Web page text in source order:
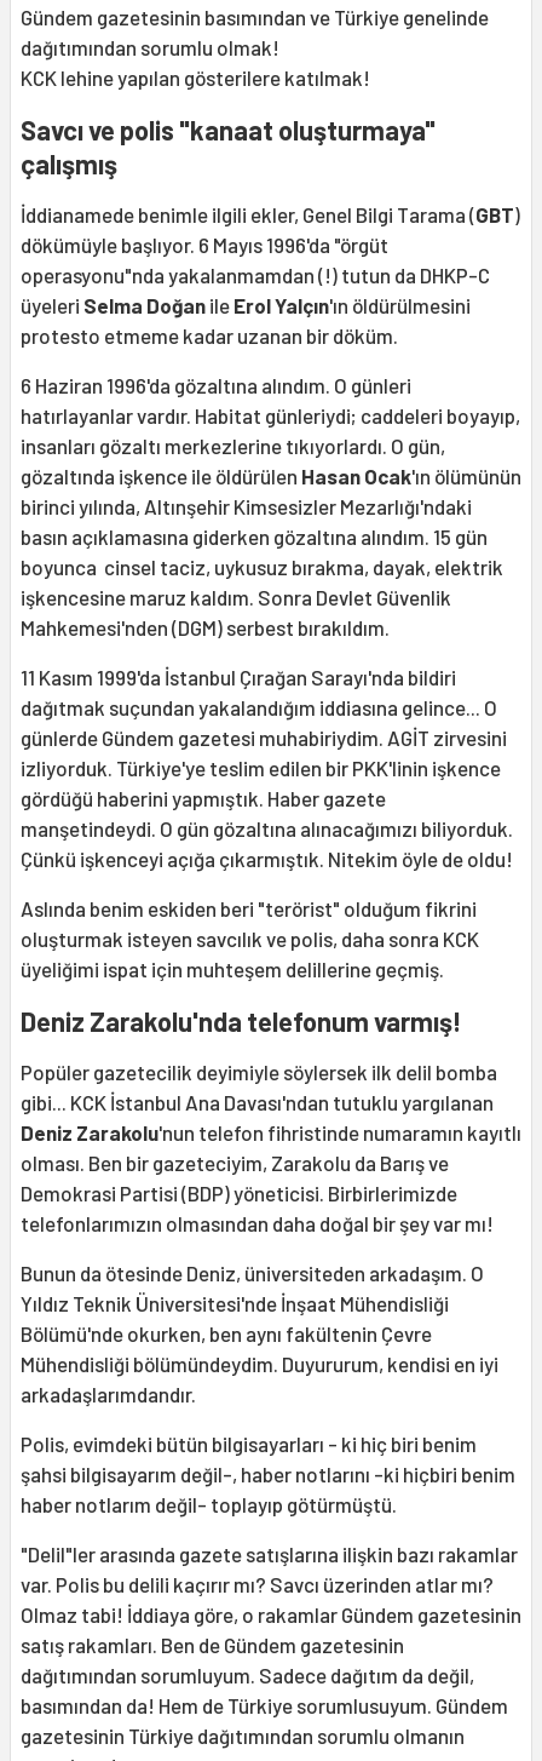
Gündem gazetesinin basımından ve Türkiye genelinde
dağıtımından sorumlu olmak!
KCK lehine yapılan gösterilere katılmak!
Savcı ve polis "kanaat oluşturmaya"
çalışmış
İddianamede benimle ilgili ekler, Genel Bilgi Tarama (GBT)
dökümüyle başlıyor. 6 Mayıs 1996'da "örgüt
operasyonu"nda yakalanmamdan (!) tutun da DHKP-C
üyeleri Selma Doğan ile Erol Yalçın'ın öldürülmesini
protesto etmeme kadar uzanan bir döküm.
6 Haziran 1996'da gözaltına alındım. O günleri
hatırlayanlar vardır. Habitat günleriydi; caddeleri boyayıp,
insanları gözaltı merkezlerine tıkıyorlardı. O gün,
gözaltında işkence ile öldürülen Hasan Ocak'ın ölümünün
birinci yılında, Altınşehir Kimsesizler Mezarlığı'ndaki
basın açıklamasına giderken gözaltına alındım. 15 gün
boyunca cinsel taciz, uykusuz bırakma, dayak, elektrik
işkencesine maruz kaldım. Sonra Devlet Güvenlik
Mahkemesi'nden (DGM) serbest bırakıldım.
11 Kasım 1999'da İstanbul Çırağan Sarayı'nda bildiri
dağıtmak suçundan yakalandığım iddiasına gelince... O
günlerde Gündem gazetesi muhabiriydim. AGİT zirvesini
izliyorduk. Türkiye'ye teslim edilen bir PKK'linin işkence
gördüğü haberini yapmıştık. Haber gazete
manşetindeydi. O gün gözaltına alınacağımızı biliyorduk.
Çünkü işkenceyi açığa çıkarmıştık. Nitekim öyle de oldu!
Aslında benim eskiden beri "terörist" olduğum fikrini
oluşturmak isteyen savcılık ve polis, daha sonra KCK
üyeliğimi ispat için muhteşem delillerine geçmiş.
Deniz Zarakolu'nda telefonum varmış!
Popüler gazetecilik deyimiyle söylersek ilk delil bomba
gibi... KCK İstanbul Ana Davası'ndan tutuklu yargılanan
Deniz Zarakolu'nun telefon fihristinde numaramın kayıtlı
olması. Ben bir gazeteciyim, Zarakolu da Barış ve
Demokrasi Partisi (BDP) yöneticisi. Birbirlerimizde
telefonlarımızın olmasından daha doğal bir şey var mı!
Bunun da ötesinde Deniz, üniversiteden arkadaşım. O
Yıldız Teknik Üniversitesi'nde İnşaat Mühendisliği
Bölümü'nde okurken, ben aynı fakültenin Çevre
Mühendisliği bölümündeydim. Duyururum, kendisi en iyi
arkadaşlarımdandır.
Polis, evimdeki bütün bilgisayarları - ki hiç biri benim
şahsi bilgisayarım değil-, haber notlarını -ki hiçbiri benim
haber notlarım değil- toplayıp götürmüştü.
"Delil"ler arasında gazete satışlarına ilişkin bazı rakamlar
var. Polis bu delili kaçırır mı? Savcı üzerinden atlar mı?
Olmaz tabi! İddiaya göre, o rakamlar Gündem gazetesinin
satış rakamları. Ben de Gündem gazetesinin
dağıtımından sorumluyum. Sadece dağıtım da değil,
basımından da! Hem de Türkiye sorumlusuyum. Gündem
gazetesinin Türkiye dağıtımından sorumlu olmanın